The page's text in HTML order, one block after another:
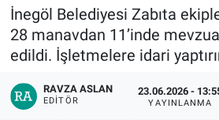
İnegöl Belediyesi Zabıta
28 manavdan 11’inde
edildi. İşletmelere idari
RAVZA ASLAN
EDITÖR
23.06.2026 -
YAYINLANMA
KÜLTÜR-SANAT
Yerel
Bursaspor
Süper Lig Puan Durumu ve
Tüm Manşetler
Son Dakika Haberleri